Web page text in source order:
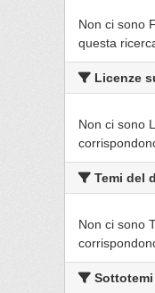
Non ci sono
questa
Licenze
Non ci sono
Temi del
Non ci sono
Sottotemi